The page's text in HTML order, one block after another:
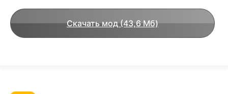
Скачать мод (43,6 Мб)